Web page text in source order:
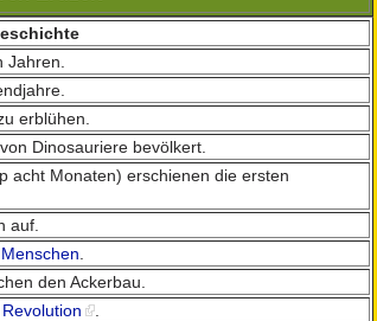
Jahren.
erblühen.
Dinosauriere bevölkert.
acht Monaten) erschienen die ersten
auf.
Menschen
den Ackerbau.